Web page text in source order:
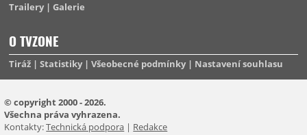
Trailery Galerie
O TVZONE
Tiráž Statistiky Všeobecné podmínky Nastavení souhlasu
© copyright 2000 - 2026.
Všechna práva vyhrazena.
Kontakty:Technická podpora | Redakce